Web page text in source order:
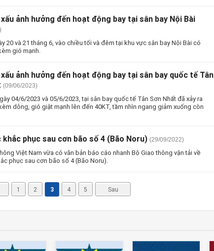
ảnh hưởng đến hoạt động bay tại sân bay Nội Bài
20 và 21 tháng 6, vào chiều tối và đêm tại khu vực sân bay Nội Bài có
gió mạnh.
ảnh hưởng đến hoạt động bay tại sân bay quốc tế Tân
(09/06/2023)
04/6/2023 và 05/6/2023, tại sân bay quốc tế Tân Sơn Nhất đã xảy ra
dông, gió giật mạnh lên đến 40KT, tầm nhìn ngang giảm xuống còn
khắc phục sau cơn bão số 4 (Bão Noru) (29/09/2022)
Việt Nam vừa có văn bản báo cáo nhanh Bộ Giao thông vận tải về
phục sau cơn bão số 4 (Bão Noru).
1 2 3 4 5 Sau